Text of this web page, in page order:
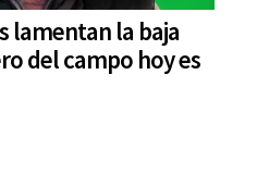
lamentan la baja
del campo hoy es